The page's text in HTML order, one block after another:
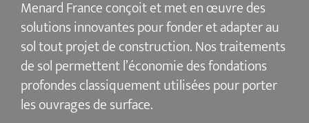
Menard France conçoit et met en œuvre des
solutions innovantes pour fonder et adapter au
sol tout projet de construction. Nos traitements
de sol permettent l’économie des fondations
profondes classiquement utilisées pour porter
les ouvrages de surface.